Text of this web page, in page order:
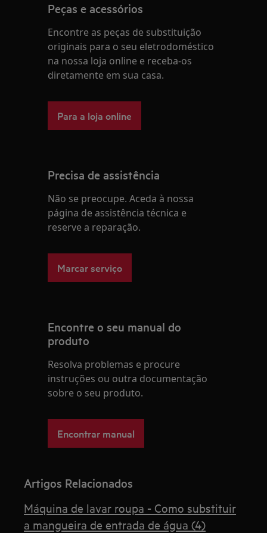
Peças e acessórios
Encontre as peças de substituição
originais para o seu eletrodoméstico
na nossa loja online e receba-os
diretamente em sua casa.
Para a loja online
Precisa de assistência
Não se preocupe. Aceda à nossa
página de assistência técnica e
reserve a reparação.
Marcar serviço
Encontre o seu manual do
produto
Resolva problemas e procure
instruções ou outra documentação
sobre o seu produto.
Encontrar manual
Artigos Relacionados
Máquina de lavar roupa - Como substituir
a mangueira de entrada de água (4)